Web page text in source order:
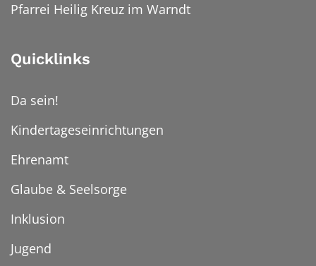
Pfarrei Heilig Kreuz im Warndt
Quicklinks
Da sein!
Kindertageseinrichtungen
Ehrenamt
Glaube & Seelsorge
Inklusion
Jugend